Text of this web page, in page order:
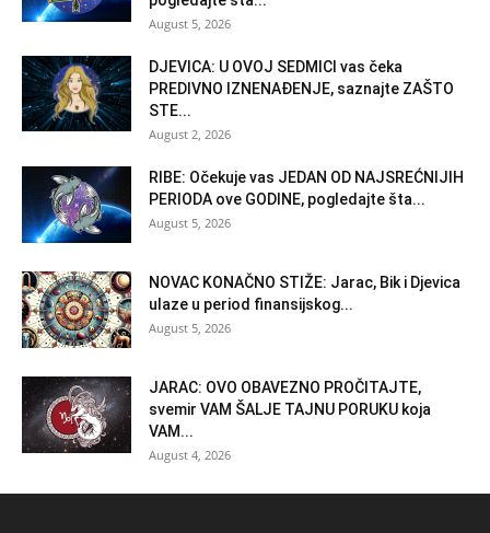
August 5, 2026
DJEVICA: U OVOJ SEDMICI vas čeka
PREDIVNO IZNENAĐENJE, saznajte ZAŠTO
STE...
August 2, 2026
RIBE: Očekuje vas JEDAN OD NAJSREĆNIJIH
PERIODA ove GODINE, pogledajte šta...
August 5, 2026
NOVAC KONAČNO STIŽE: Jarac, Bik i Djevica
ulaze u period finansijskog...
August 5, 2026
JARAC: OVO OBAVEZNO PROČITAJTE,
svemir VAM ŠALJE TAJNU PORUKU koja
VAM...
August 4, 2026